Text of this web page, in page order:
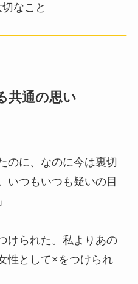
なこと
共通の思い
のに、なのに今は裏切
いつもいつも疑いの目
けられた。私よりあの
性として×をつけられ